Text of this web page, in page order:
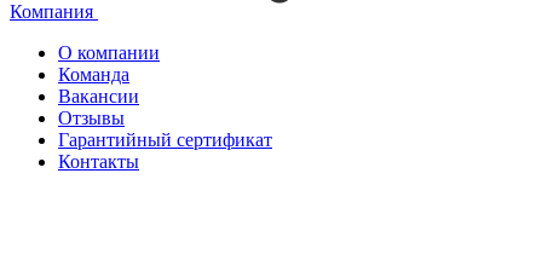
Компания
О компании
Команда
Вакансии
Отзывы
Гарантийный сертификат
Контакты